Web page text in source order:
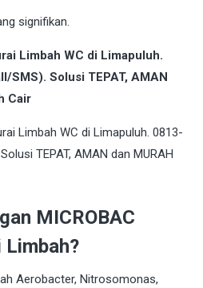
signifikan.
Limbah WC di Limapuluh.
SMS). Solusi TEPAT, AMAN
Cair
MICROBAC
Limbah?
Aerobacter, Nitrosomonas,